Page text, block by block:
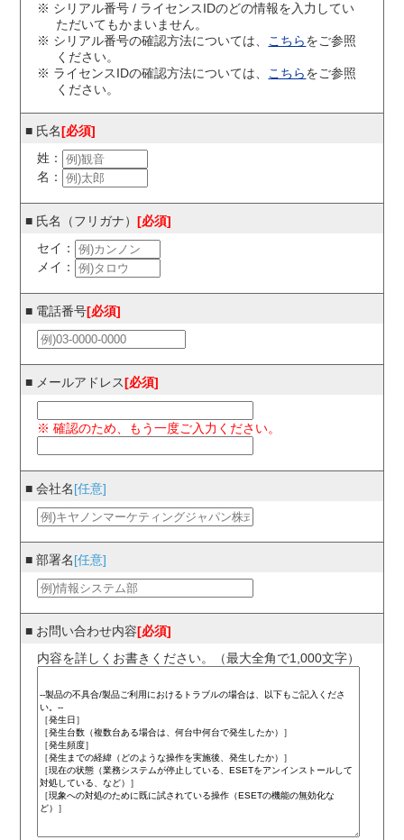
※ シリアル番号 / ライセンスIDのどの情報を入力してい
ただいてもかまいません。
※ シリアル番号の確認方法については、 こちらをご参照
ください。
※ ライセンスIDの確認方法については、 こちらをご参照
ください。
■ 氏名[必須]
姓：
名：
■ 氏名（フリガナ）[必須]
セイ：
メイ：
■ 電話番号[必須]
■ メールアドレス[必須]
※ 確認のため、もう一度ご入力ください。
■ 会社名[任意]
■ 部署名[任意]
■ お問い合わせ内容[必須]
内容を詳しくお書きください。（最大全角で1,000文字）